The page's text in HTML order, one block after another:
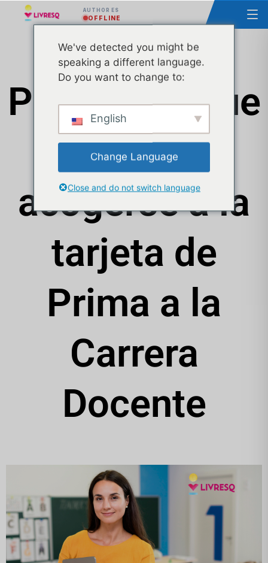
AUTHOR ES
OFFLINE
Productos que
pueden
acogerse a la
tarjeta de
Prima a la
Carrera
Docente
We've detected you might be
speaking a different language.
Do you want to change to:
English
Change Language
Close and do not switch language